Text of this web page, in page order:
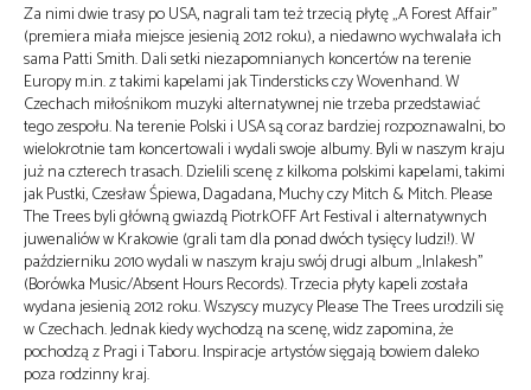
Za nimi dwie trasy po USA, nagrali tam też trzecią płytę „A Forest Affair”
(premiera miała miejsce jesienią 2012 roku), a niedawno wychwalała ich
sama Patti Smith. Dali setki niezapomnianych koncertów na terenie
Europy m.in. z takimi kapelami jak Tindersticks czy Wovenhand. W
Czechach miłośnikom muzyki alternatywnej nie trzeba przedstawiać
tego zespołu. Na terenie Polski i USA są coraz bardziej rozpoznawalni, bo
wielokrotnie tam koncertowali i wydali swoje albumy. Byli w naszym kraju
już na czterech trasach. Dzielili scenę z kilkoma polskimi kapelami, takimi
jak Pustki, Czesław Śpiewa, Dagadana, Muchy czy Mitch & Mitch. Please
The Trees byli główną gwiazdą PiotrkOFF Art Festival i alternatywnych
juwenaliów w Krakowie (grali tam dla ponad dwóch tysięcy ludzi!). W
październiku 2010 wydali w naszym kraju swój drugi album „Inlakesh”
(Borówka Music/Absent Hours Records). Trzecia płyty kapeli została
wydana jesienią 2012 roku. Wszyscy muzycy Please The Trees urodzili się
w Czechach. Jednak kiedy wychodzą na scenę, widz zapomina, że
pochodzą z Pragi i Taboru. Inspiracje artystów sięgają bowiem daleko
poza rodzinny kraj.